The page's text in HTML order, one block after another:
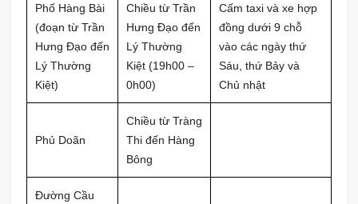
Phố Hàng Bài
(đoạn từ Trần
Hưng Đạo đến
Lý Thường
Kiệt)
Chiều từ Trần
Hưng Đạo đến
Lý Thường
Kiệt (19h00 –
0h00)
Cấm taxi và xe hợp
đồng dưới 9 chỗ
vào các ngày thứ
Sáu, thứ Bảy và
Chủ nhật
Phủ Doãn
Chiều từ Tràng
Thi đến Hàng
Bông
Đường Cầu